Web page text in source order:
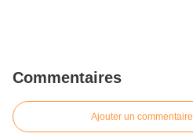
Commentaires
Ajouter un commentaire